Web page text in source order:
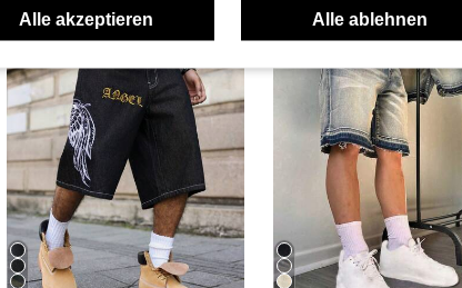
Alle akzeptieren Alle ablehnen